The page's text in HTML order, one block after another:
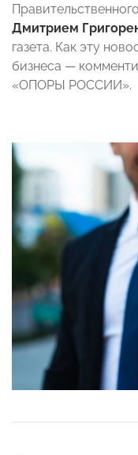
Дмитрием
газета. Как эту
бизнеса —
«ОПОРЫ РОССИИ».